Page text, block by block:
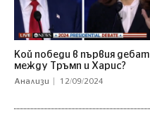
Кой победи в първия дебат
между Тръмп и Харис?
Анализи 12/09/2024